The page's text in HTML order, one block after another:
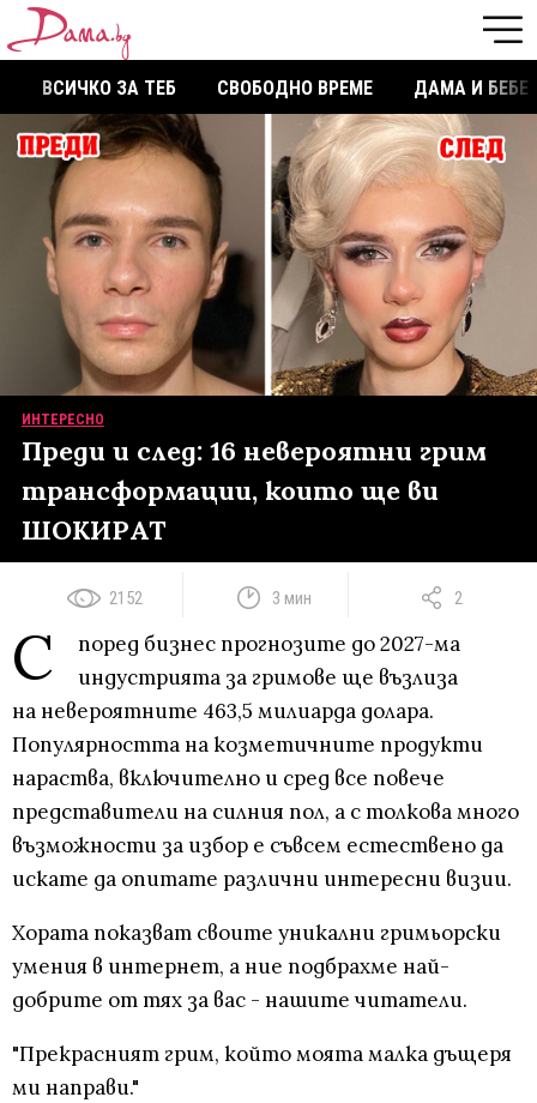
ВСИЧКО ЗА ТЕБ СВОБОДНО ВРЕМЕ ДАМА И БЕБЕ
ИНТЕРЕСНО
Преди и след: 16 невероятни грим
трансформации, които ще ви
ШОКИРАТ
2152 3 мин 2
С
поред бизнес прогнозите до 2027-ма
индустрията за гримове ще възлиза
на невероятните 463,5 милиарда долара.
Популярността на козметичните продукти
нараства, включително и сред все повече
представители на силния пол, а с толкова много
възможности за избор е съвсем естествено да
искате да опитате различни интересни визии.
Хората показват своите уникални гримьорски
умения в интернет, а ние подбрахме най-
добрите от тях за вас - нашите читатели.
"Прекрасният грим, който моята малка дъщеря
ми направи."